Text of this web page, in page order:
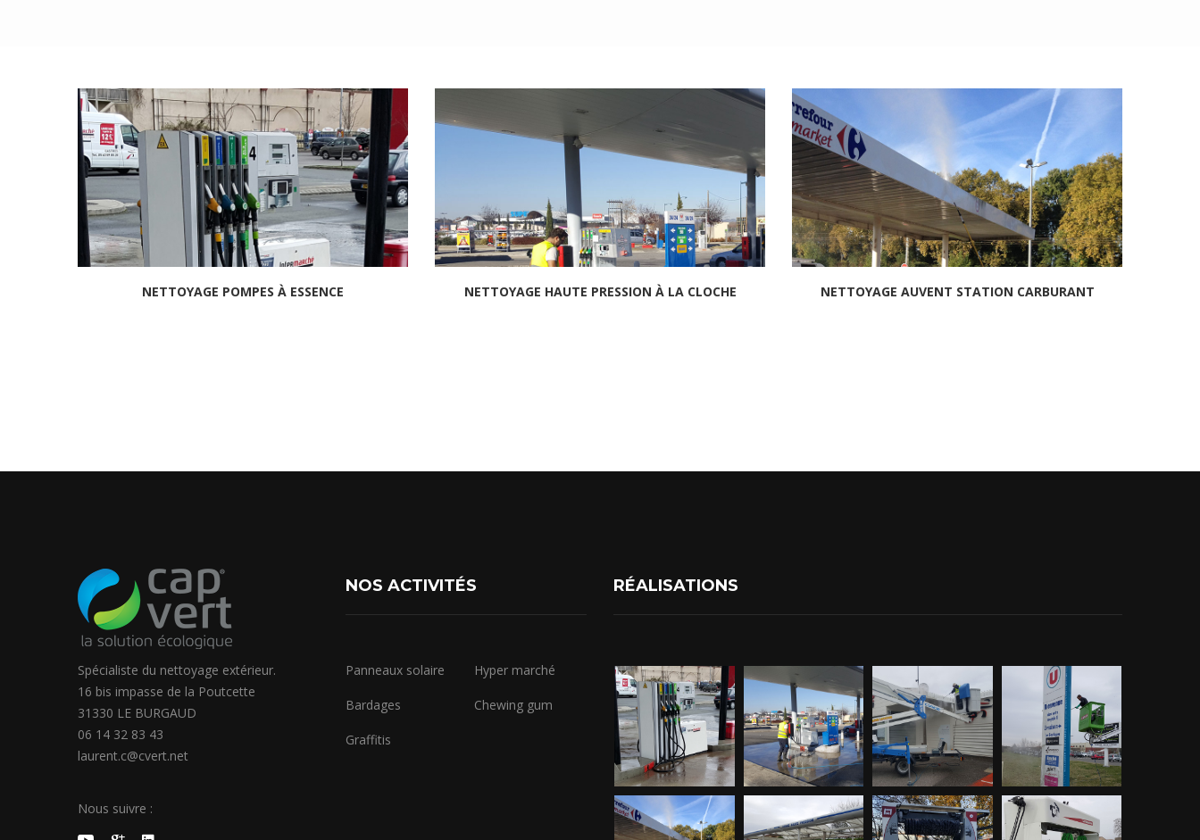
NETTOYAGE POMPES À ESSENCE NETTOYAGE HAUTE PRESSION À LA CLOCHE NETTOYAGE AUVENT STATION CARBURANT
Spécialiste du nettoyage extérieur.
16 bis impasse de la Poutcette
31330 LE BURGAUD
06 14 32 83 43
laurent.c@cvert.net
Nous suivre :
NOS ACTIVITÉS
Panneaux solaire Hyper marché
Bardages Chewing gum
Graffitis
RÉALISATIONS